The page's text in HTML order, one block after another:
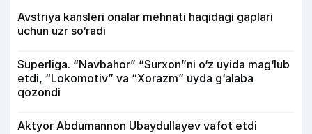
Avstriya kansleri onalar mehnati haqidagi gaplari
uchun uzr so‘radi
Superliga. “Navbahor” “Surxon”ni o‘z uyida mag‘lub
etdi, “Lokomotiv” va “Xorazm” uyda g‘alaba
qozondi
Aktyor Abdu­mannon Ubaydullayev vafot etdi